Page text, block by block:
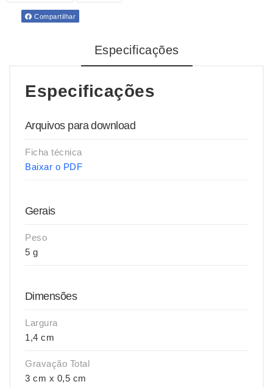
Compartilhar
Especificações
Especificações
Arquivos para download
Ficha técnica
Baixar o PDF
Gerais
Peso
5 g
Dimensões
Largura
1,4 cm
Gravação Total
3 cm x 0,5 cm